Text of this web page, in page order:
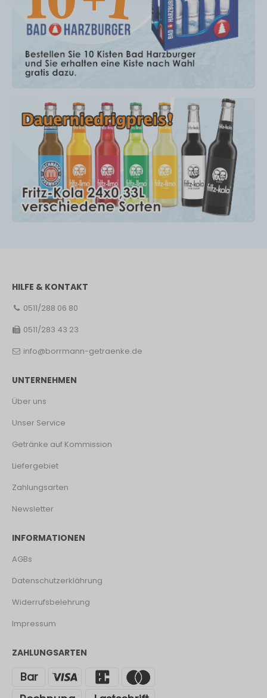
HILFE & KONTAKT
0511/288 06 80
0511/283 43 23
info@borrmann-getraenke.de
UNTERNEHMEN
Über uns
Unser Service
Getränke auf Kommission
Liefergebiet
Zahlungsarten
Newsletter
INFORMATIONEN
AGBs
Datenschutzerklährung
Widerrufsbelehrung
Impressum
ZAHLUNGSARTEN